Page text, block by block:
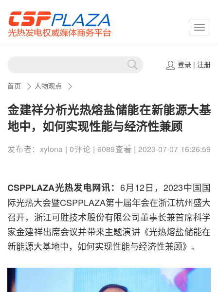
登录| 注册
首页 人物观点
金建祥分析光热熔盐储能在新能源大基
地中，如何实现性能与经济性兼顾
发布者：xylona | 0评论 | 6089查看 | 2023-07-07 16:26:59
CSPPLAZA光热发电网讯： 6月12日，2023中国国
际光热大会暨CSPPLAZA第十届年会在浙江杭州盛大
召开，浙江可胜技术股份有限公司董事长兼首席科学
家金建祥出席会议并带来主题演讲《光热熔盐储能在
新能源大基地中，如何实现性能与经济性兼顾》。